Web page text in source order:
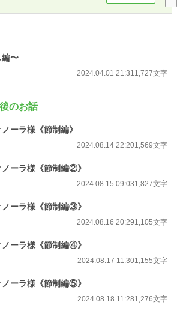
(41,332 位)
pt (7,757 位)
編〜
2024.04.01 21:311,727文字
のお話
ーラ様《節制編》
2024.08.14 22:201,569文字
ーラ様《節制編②》
2024.08.15 09:031,827文字
ーラ様《節制編③》
2024.08.16 20:291,105文字
ーラ様《節制編④》
2024.08.17 11:301,155文字
ーラ様《節制編⑤》
2024.08.18 11:281,276文字